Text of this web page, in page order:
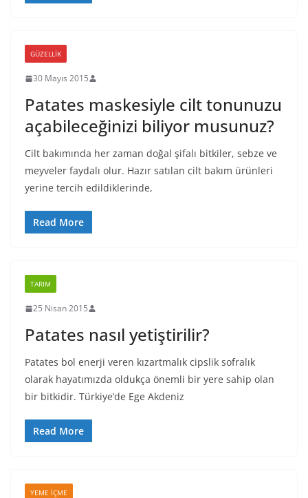
GÜZELLIK
30 Mayıs 2015
Patates maskesiyle cilt tonunuzu
açabileceğinizi biliyor musunuz?
Cilt bakımında her zaman doğal şifalı bitkiler, sebze ve
meyveler faydalı olur. Hazır satılan cilt bakım ürünleri
yerine tercih edildiklerinde,
Read More
TARIM
25 Nisan 2015
Patates nasıl yetiştirilir?
Patates bol enerji veren kızartmalık cipslik sofralık
olarak hayatımızda oldukça önemli bir yere sahip olan
bir bitkidir. Türkiye’de Ege Akdeniz
Read More
YEME İÇME